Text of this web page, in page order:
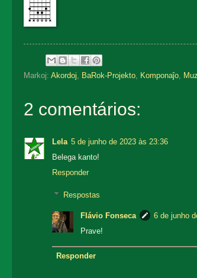
Markoj: Akordoj BaRok-Projekto, Komponaĵo,
2 comentários:
Lela 5 de junho de 2023 às 23:36
Belega kanto!
Responder
Respostas
Flávio Fonseca
6 de junho
Prave!
Responder